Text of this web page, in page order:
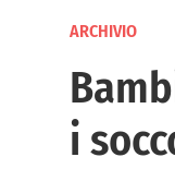
ARCHIVIO
i